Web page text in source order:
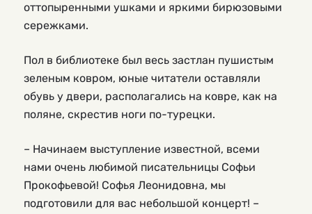
оттопыренными ушками и яркими бирюзовыми
сережками.
Пол в библиотеке был весь застлан пушистым
зеленым ковром, юные читатели оставляли
обувь у двери, располагались на ковре, как на
поляне, скрестив ноги по-турецки.
– Начинаем выступление известной, всеми
нами очень любимой писательницы Софьи
Прокофьевой! Софья Леонидовна, мы
подготовили для вас небольшой концерт! –